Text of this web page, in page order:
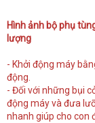
Hình ảnh bộ phụ
lượng
- Khởi động máy
động.
- Đối với những bụi
động máy và đưa
nhanh giúp cho con